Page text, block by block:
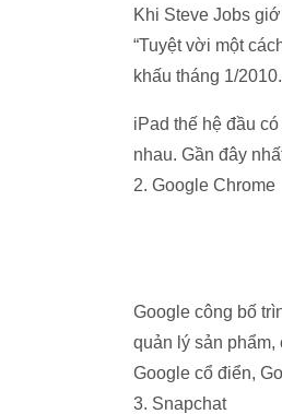
Khi Steve Jobs
“Tuyệt vời một
khấu tháng 1/2010.
iPad thế hệ đầu
nhau. Gần đây
2. Google Chrome
Google công bố
quản lý sản phẩm,
Google cổ điển,
3. Snapchat